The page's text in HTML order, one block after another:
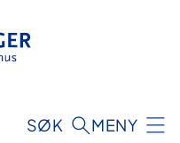
SØK MENY